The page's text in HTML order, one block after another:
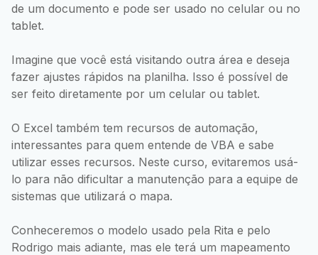
de um documento e pode ser usado no celular ou no
tablet.
Imagine que você está visitando outra área e deseja
fazer ajustes rápidos na planilha. Isso é possível de
ser feito diretamente por um celular ou tablet.
O Excel também tem recursos de automação,
interessantes para quem entende de VBA e sabe
utilizar esses recursos. Neste curso, evitaremos usá-
lo para não dificultar a manutenção para a equipe de
sistemas que utilizará o mapa.
Conheceremos o modelo usado pela Rita e pelo
Rodrigo mais adiante, mas ele terá um mapeamento